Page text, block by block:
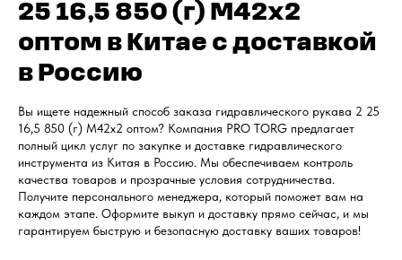
25 16,5 850 (г) М42x2
оптом в Китае с доставкой
в Россию
Вы ищете надежный способ заказа гидравлического рукава 2 25
16,5 850 (г) М42x2 оптом? Компания PRO TORG предлагает
полный цикл услуг по закупке и доставке гидравлического
инструмента из Китая в Россию. Мы обеспечиваем контроль
качества товаров и прозрачные условия сотрудничества.
Получите персонального менеджера, который поможет вам на
каждом этапе. Оформите выкуп и доставку прямо сейчас, и мы
гарантируем быструю и безопасную доставку ваших товаров!